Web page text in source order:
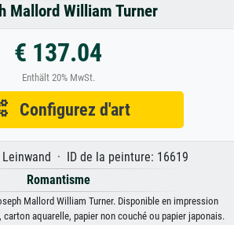
Mallord William Turner
€ 137.04
Enthält 20% MwSt.
Configurez d'art
· ID de la peinture: 16619
Romantisme
Mallord William Turner. Disponible en impression
aquarelle, papier non couché ou papier japonais.